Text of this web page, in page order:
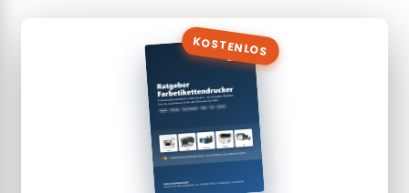
KOSTENLOS